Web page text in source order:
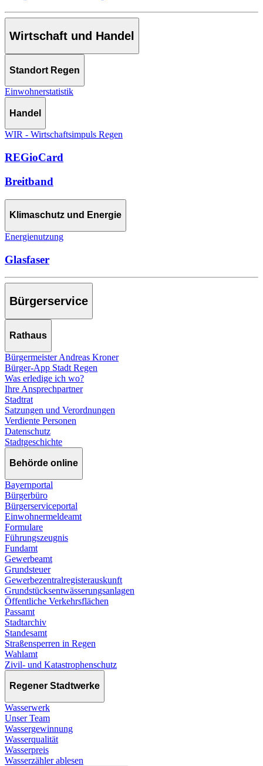
Wirtschaft und Handel
Standort Regen
Einwohnerstatistik
Handel
WIR - Wirtschaftsimpuls Regen
REGioCard
Breitband
Klimaschutz und Energie
Energienutzung
Glasfaser
Bürgerservice
Rathaus
Bürgermeister Andreas Kroner
Bürger-App Stadt Regen
Was erledige ich wo?
Ihre Ansprechpartner
Stadtrat
Satzungen und Verordnungen
Verdiente Personen
Datenschutz
Stadtgeschichte
Behörde online
Bayernportal
Bürgerbüro
Bürgerserviceportal
Einwohnermeldeamt
Formulare
Führungszeugnis
Fundamt
Gewerbeamt
Grundsteuer
Gewerbezentralregisterauskunft
Grundstücksentwässerungsanlagen
Öffentliche Verkehrsflächen
Passamt
Stadtarchiv
Standesamt
Straßensperren in Regen
Wahlamt
Zivil- und Katastrophenschutz
Regener Stadtwerke
Wasserwerk
Unser Team
Wassergewinnung
Wasserqualität
Wasserpreis
Wasserzähler ablesen